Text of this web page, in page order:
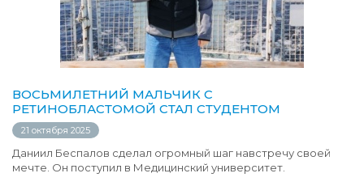
ВОСЬМИЛЕТНИЙ МАЛЬЧИК С
РЕТИНОБЛАСТОМОЙ СТАЛ СТУДЕНТОМ
21 октября 2025
Даниил Беспалов сделал огромный шаг навстречу своей
мечте. Он поступил в Медицинский университет.